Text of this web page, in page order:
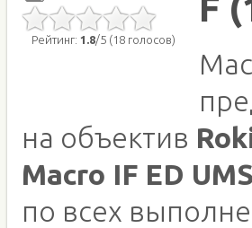
Рейтинг: 1.8/5 (18 голосов)
на объектив
Macro IF ED
по всех